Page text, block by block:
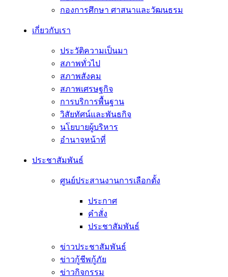
กองการศึกษา ศาสนาและวัฒนธรม
เกี่ยวกับเรา
ประวัติความเป็นมา
สภาพทั่วไป
สภาพสังคม
สภาพเศรษฐกิจ
การบริการพื้นฐาน
วิสัยทัศน์และพันธกิจ
นโยบายผู้บริหาร
อํานาจหน้าที่
ประชาสัมพันธ์
ศูนย์ประสานงานการเลือกตั้ง
ประกาศ
คำสั่ง
ประชาสัมพันธ์
ข่าวประชาสัมพันธ์
ข่าวกู้ชีพกู้ภัย
ข่าวกิจกรรม